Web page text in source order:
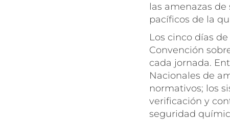
las amenazas
pacíficos de la
Los cinco días
Convención
cada jornada.
Nacionales de
normativos; los
verificación y
seguridad